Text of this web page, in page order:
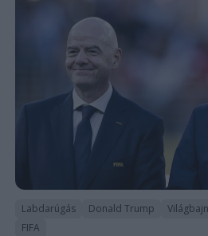
Labdarúgás Donald Trump
FIFA